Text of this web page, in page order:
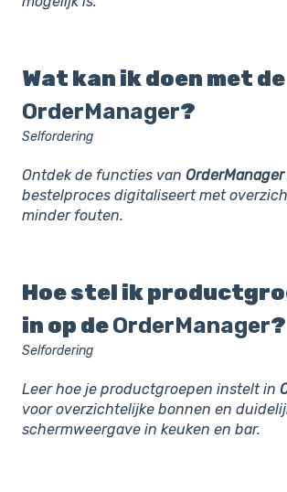
Wat kan ik doen met de
OrderManager?
Selfordering
Ontdek de functies van OrderManager
bestelproces digitaliseert met
minder fouten.
Hoe stel ik
in op deOrderManager?
Selfordering
Leer hoe je productgroepen instelt in
voor overzichtelijke bonnen en
schermweergave in keuken en bar.